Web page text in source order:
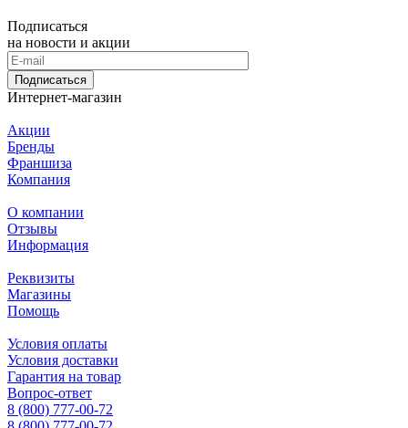
Подписаться
на новости и акции
Подписаться
Интернет-магазин
Акции
Бренды
Франшиза
Компания
О компании
Отзывы
Информация
Реквизиты
Магазины
Помощь
Условия оплаты
Условия доставки
Гарантия на товар
Вопрос-ответ
8 (800) 777-00-72